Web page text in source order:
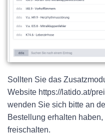
Sollten Sie das
Website https://latido.at/
wenden Sie sich bitte an
Bestellung erhalten
freischalten.